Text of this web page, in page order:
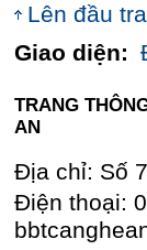
Lên đầu
Giao diện:
TRANG
AN
Địa chỉ: Số
Điện thoại: